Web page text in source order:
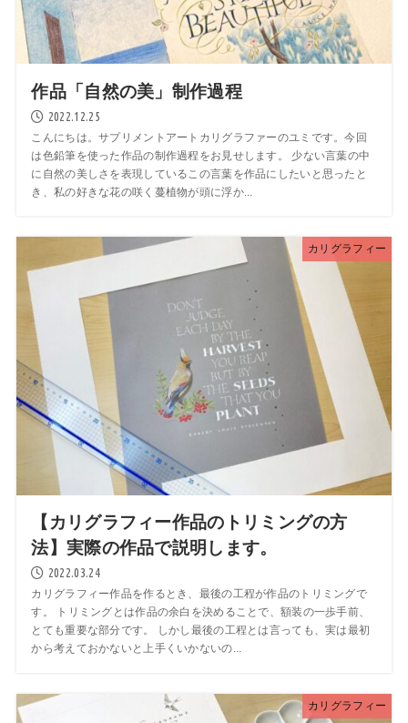
作品「自然の美」制作過程
2022.12.25
こんにちは。サプリメントアートカリグラファーのユミです。今回
は色鉛筆を使った作品の制作過程をお見せします。 少ない言葉の中
に自然の美しさを表現しているこの言葉を作品にしたいと思ったと
き、私の好きな花の咲く蔓植物が頭に浮か...
カリグラフィー
【カリグラフィー作品のトリミングの方
法】実際の作品で説明します。
2022.03.24
カリグラフィー作品を作るとき、最後の工程が作品のトリミングで
す。 トリミングとは作品の余白を決めることで、額装の一歩手前、
とても重要な部分です。 しかし最後の工程とは言っても、実は最初
から考えておかないと上手くいかないの...
カリグラフィー